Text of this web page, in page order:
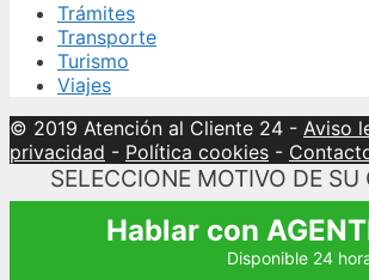
Trámites
Transporte
Turismo
Viajes
© 2019 Atención al Cliente 24 - Aviso
privacidad - Política cookies -
SELECCIONE MOTIVO DE SU
Hablar con
Disponible 24